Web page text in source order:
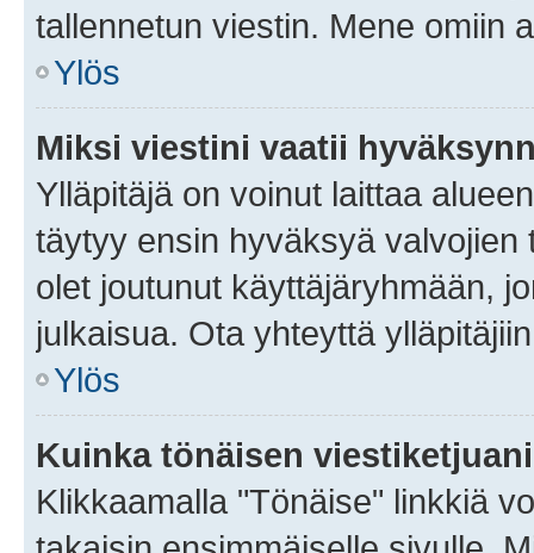
tallennetun viestin. Mene omiin
Ylös
Miksi viestini vaatii
Ylläpitäjä on voinut laittaa
täytyy ensin hyväksyä
olet joutunut käyttäjäryhmään,
julkaisua. Ota yhteyttä
Ylös
Kuinka tönäisen
Klikkaamalla "Tönäise" linkkiä